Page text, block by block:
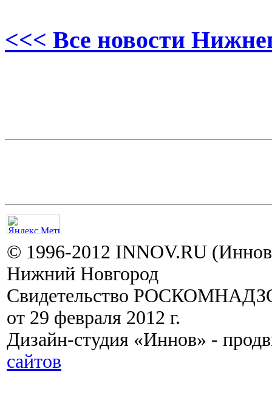
<<< Все новости
© 1996-2012 INNOV.RU
Нижний Новгород
Свидетельство
от 29 февраля 2012 г.
Дизайн-студия «Иннов» -
сайтов